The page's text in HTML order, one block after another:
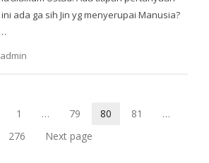
ada ga sih Jin yg menyerupai Manusia?
Author
admin
Page
1 … Page
79 Page
80 81 …
Page
276 Next page